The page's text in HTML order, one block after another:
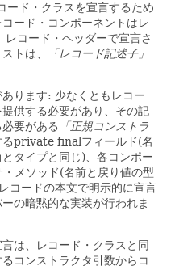
ード・クラスを宣言するため
ード・コンポーネントはレ
レコード・ヘッダーで宣言さ
トは、
「レコード記述子」
ります: 少なくともレコー
供する必要があり、その記
要がある
「正規コンストラ
るprivate finalフィールド(名
タイプと同じ)、各コンポー
メソッド(名前と戻り値の型
レコードの本文で明示的に宣言
の暗黙的な実装が行われま
は、レコード・クラスと同
コンストラクタ引数からコ